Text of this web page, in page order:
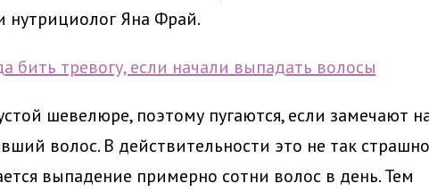
нутрициолог Яна Фрай.
шевелюре, поэтому пугаются, если замечают
волос. В действительности это не так
выпадение примерно сотни волос в день. Тем